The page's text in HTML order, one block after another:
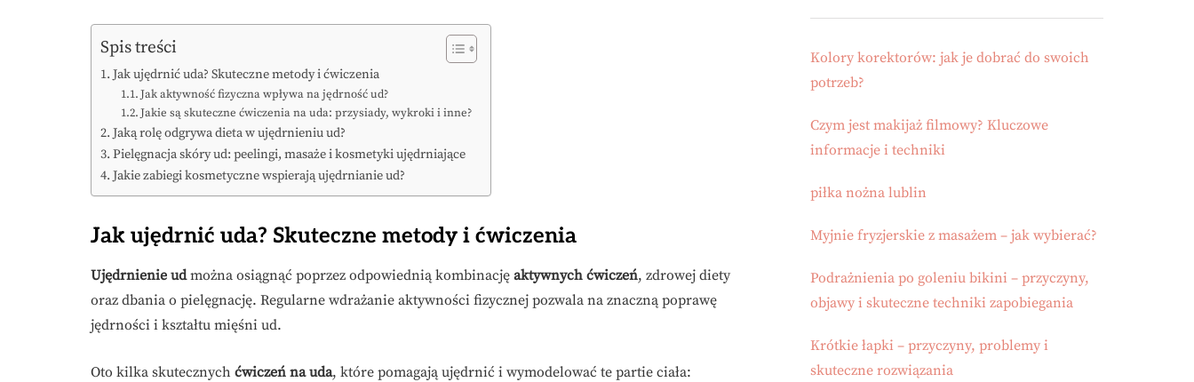
Spis treści
Jak ujędrnić uda? Skuteczne metody i ćwiczenia
Jak aktywność fizyczna wpływa na jędrność ud?
Jakie są skuteczne ćwiczenia na uda: przysiady, wykroki i inne?
Jaką rolę odgrywa dieta w ujędrnieniu ud?
Pielęgnacja skóry ud: peelingi, masaże i kosmetyki ujędrniające
Jakie zabiegi kosmetyczne wspierają ujędrnianie ud?
Jak ujędrnić uda? Skuteczne metody i ćwiczenia
Ujędrnienie udmożna osiągnąć poprzez odpowiednią kombinację aktywnych ćwiczeń, zdrowej diety
oraz dbania o pielęgnację. Regularne wdrażanie aktywności fizycznej pozwala na znaczną poprawę
jędrności i kształtu mięśni ud.
Oto kilka skutecznych ćwiczeń na uda, które pomagają ujędrnić i wymodelować te partie ciała:
Kolory korektorów: jak je dobrać do swoich
potrzeb?
Czym jest makijaż filmowy? Kluczowe
informacje i techniki
piłka nożna lublin
Myjnie fryzjerskie z masażem – jak wybierać?
Podrażnienia po goleniu bikini – przyczyny,
objawy i skuteczne techniki zapobiegania
Krótkie łapki – przyczyny, problemy i
skuteczne rozwiązania